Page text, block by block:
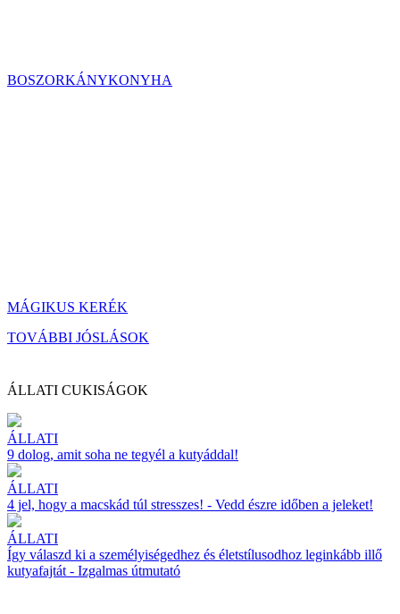
BOSZORKÁNYKONYHA
MÁGIKUS KERÉK
TOVÁBBI JÓSLÁSOK
ÁLLATI CUKISÁGOK
ÁLLATI
9 dolog, amit soha ne tegyél a kutyáddal!
ÁLLATI
4 jel, hogy a macskád túl stresszes! - Vedd észre időben a jeleket!
ÁLLATI
Így válaszd ki a személyiségedhez és életstílusodhoz leginkább illő
kutyafajtát - Izgalmas útmutató